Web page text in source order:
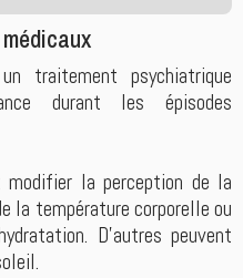
traitement psychiatrique
durant les épisodes
modifier la perception de la
la température corporelle ou
D'autres peuvent